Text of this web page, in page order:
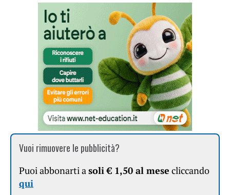
Vuoi rimuovere le pubblicità?
Puoi abbonarti asoli € 1,50 al mese cliccando
qui